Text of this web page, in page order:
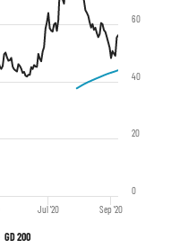
GD 200
Jul '20 Sep '20
0
20
40
60